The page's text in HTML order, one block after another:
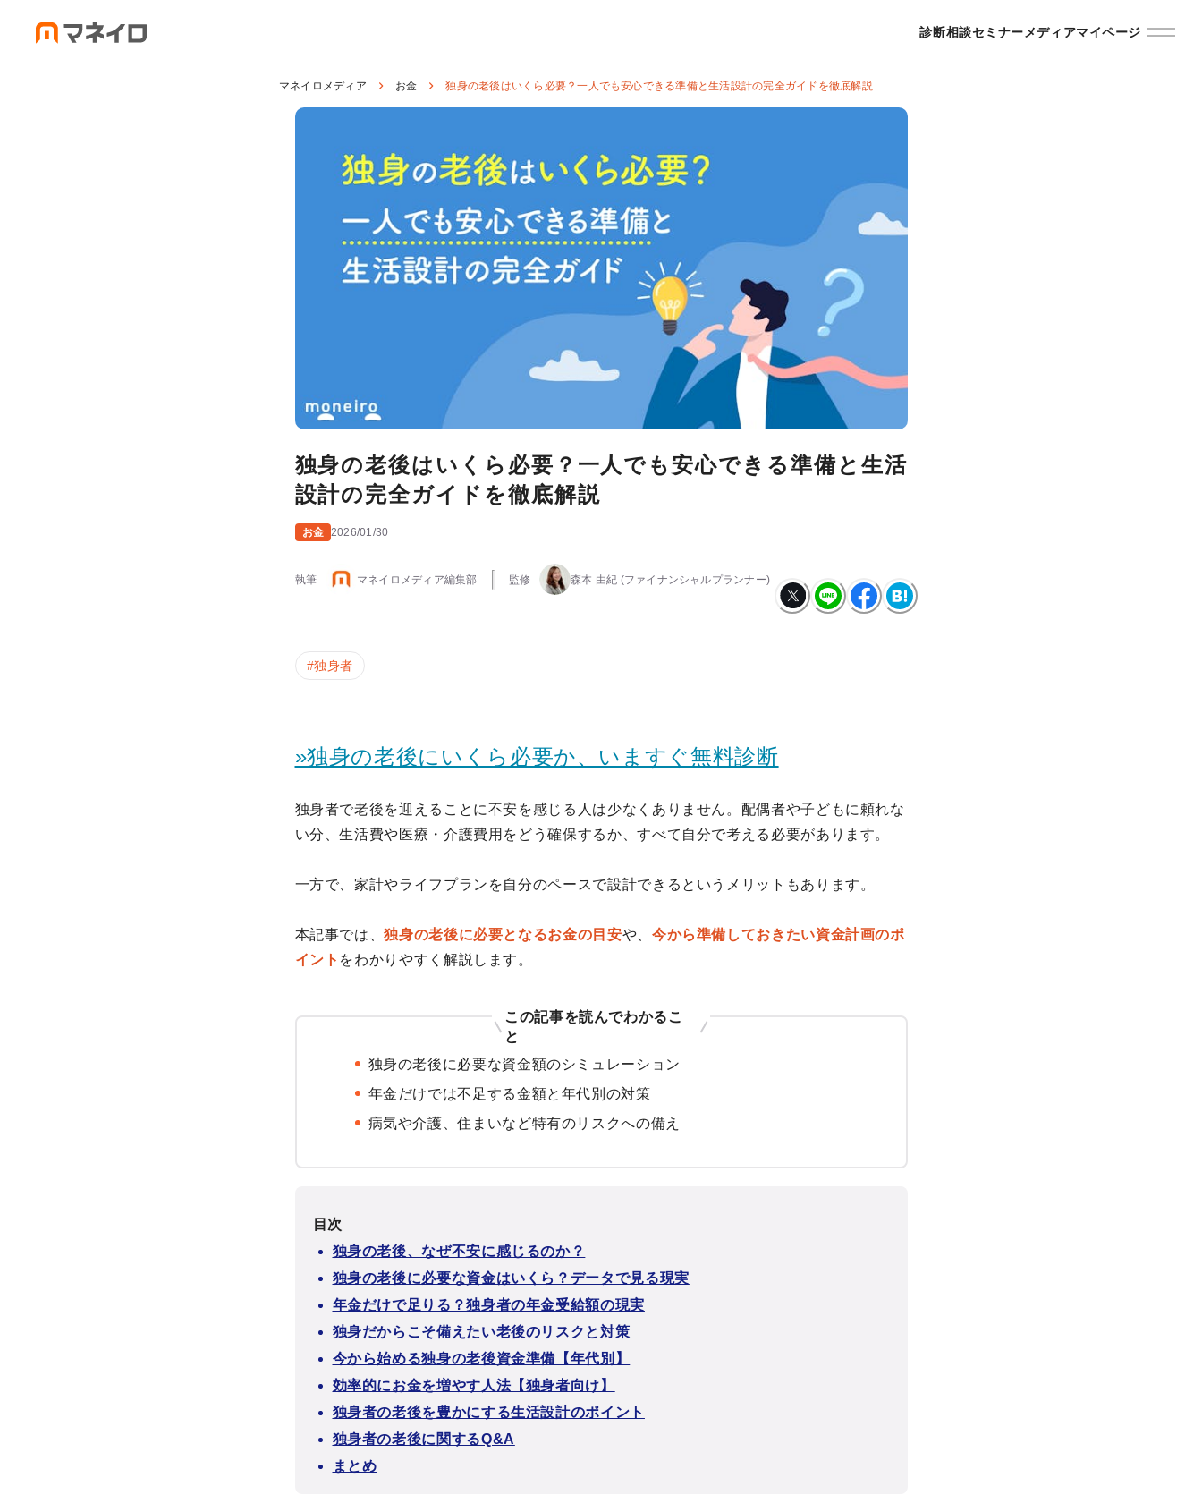
診断相談セミナーメディアマイページ
マネイロメディア お金 独身の老後はいくら必要？一人でも安心できる準備と生活設計の完全ガイドを徹底解説
独身の老後はいくら必要？一人でも安心できる準備と生活
設計の完全ガイドを徹底解説
お金 2026/01/30
執筆 マネイロメディア編集部 監修 森本 由紀 (ファイナンシャルプランナー)
#独身者
»独身の老後にいくら必要か、いますぐ無料診断
独身者で老後を迎えることに不安を感じる人は少なくありません。配偶者や子どもに頼れな
い分、生活費や医療・介護費用をどう確保するか、すべて自分で考える必要があります。
一方で、家計やライフプランを自分のペースで設計できるというメリットもあります。
本記事では、独身の老後に必要となるお金の目安や、 今から準備しておきたい資金計画のポ
イント をわかりやすく解説します。
この記事を読んでわかるこ
と
独身の老後に必要な資金額のシミュレーション
年金だけでは不足する金額と年代別の対策
病気や介護、住まいなど特有のリスクへの備え
目次
独身の老後、なぜ不安に感じるのか？
独身の老後に必要な資金はいくら？データで見る現実
年金だけで足りる？独身者の年金受給額の現実
独身だからこそ備えたい老後のリスクと対策
今から始める独身の老後資金準備【年代別】
効率的にお金を増やす人法【独身者向け】
独身者の老後を豊かにする生活設計のポイント
独身者の老後に関するQ&A
まとめ